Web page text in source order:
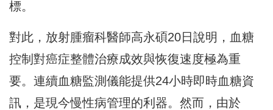
標。
對此，放射腫瘤科醫師高永碩20日說明，血糖
控制對癌症整體治療成效與恢復速度極為重
要。連續血糖監測儀能提供24小時即時血糖資
訊，是現今慢性病管理的利器。然而，由於